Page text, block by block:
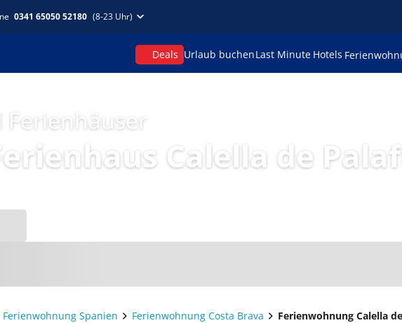
0341 65050 52180 (8-23 Uhr)
Deals Urlaub buchenLast Minute Hotels
Calella de
Ferienwohnung Spanien Ferienwohnung Costa Brava Ferienwohnung Calella